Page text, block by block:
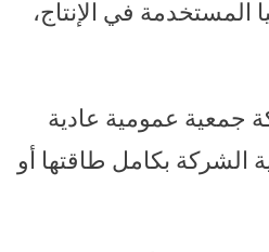
المستخدمة في الإنتاج،
جمعية عمومية عادية
الشركة بكامل طاقتها أو